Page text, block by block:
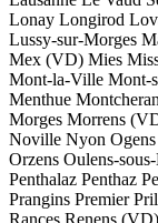
Lonay Longirod
Lussy-sur-Morges
Mex (VD) Mies
Mont-la-Ville Mont-
Menthue
Morges Morrens
Noville Nyon Ogens
Orzens Oulens-
Penthalaz Penthaz
Prangins Premier
Rances Renens (VD)